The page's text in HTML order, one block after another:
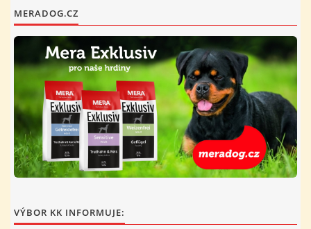
O NÁS - HISTORIE A SOUČASNOST
AVZO TSČ ČR CHRUDIM P.S.
VÝBOR KK
MERADOG.CZ
VÝBOR KK INFORMUJE: